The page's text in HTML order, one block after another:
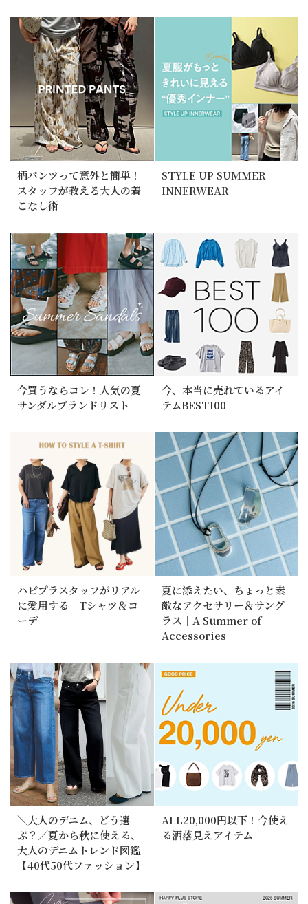
柄パンツって意外と簡単！
スタッフが教える大人の着
こなし術
STYLE UP SUMMER
INNERWEAR
今買うならコレ！人気の夏
サンダルブランドリスト
今、本当に売れているアイ
テムBEST100
ハピプラスタッフがリアル
に愛用する「Tシャツ＆コ
ーデ」
夏に添えたい、ちょっと素
敵なアクセサリー＆サング
ラス｜A Summer of
Accessories
＼大人のデニム、どう選
ぶ？／夏から秋に使える、
大人のデニムトレンド図鑑
【40代50代ファッション】
ALL20,000円以下！今使え
る洒落見えアイテム